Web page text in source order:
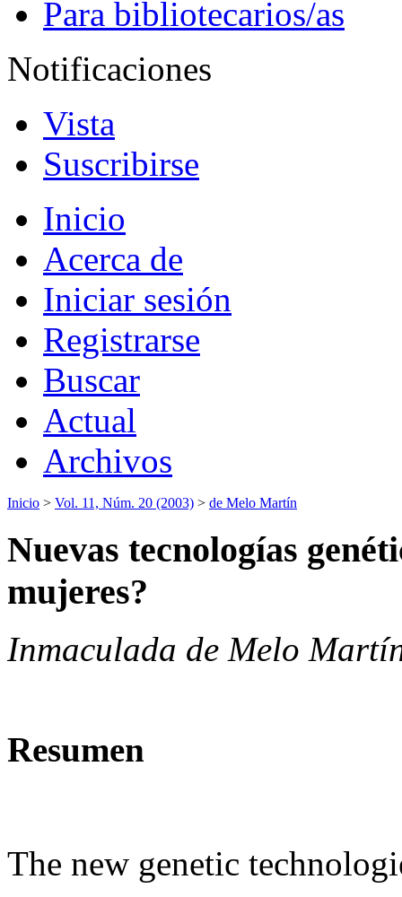
Para bibliotecarios/as
Notificaciones
Vista
Suscribirse
Inicio
Acerca de
Iniciar sesión
Registrarse
Buscar
Actual
Archivos
Inicio > Vol. 11, Núm. 20 (2003) > de Melo Martín
Nuevas tecnologías
mujeres?
Inmaculada de Melo
Resumen
The new genetic